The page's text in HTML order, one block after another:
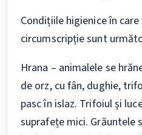
Condițiile higienice în
circumscripție sunt
Hrana – animalele se
de orz, cu fân, dughie,
pasc în islaz. Trifoiul și
suprafețe mici. Grăuntele